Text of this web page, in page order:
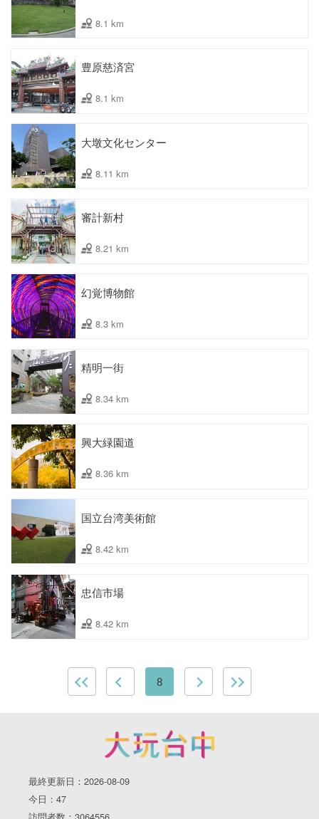
8.1 km
豊原慈済宮
8.1 km
大墩文化センター
8.11 km
審計新村
8.21 km
幻覚博物館
8.3 km
精明一街
8.34 km
興大緑園道
8.36 km
国立台湾美術館
8.42 km
忠信市場
8.42 km
8
最終更新日：2026-08-09
今日：47